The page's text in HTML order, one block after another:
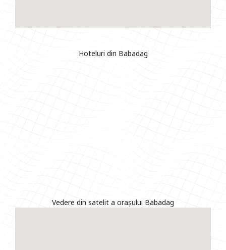
Hoteluri din Babadag
Vedere din satelit a orașului Babadag